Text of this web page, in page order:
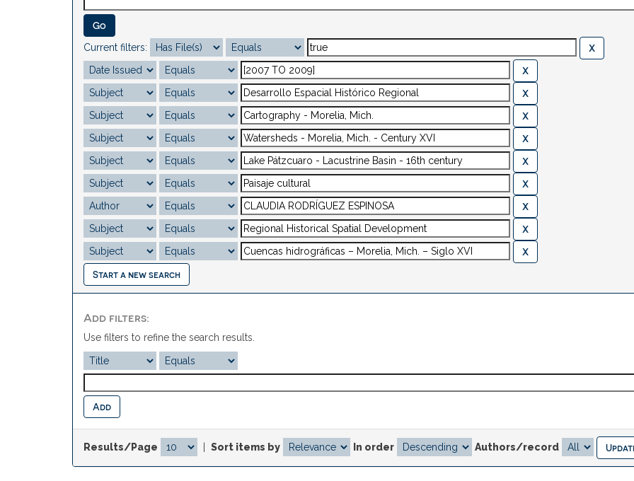
Current filters:
Start a new search
Add filters:
Use filters to refine the search results.
Results/Page Sort items by In order Authors/record